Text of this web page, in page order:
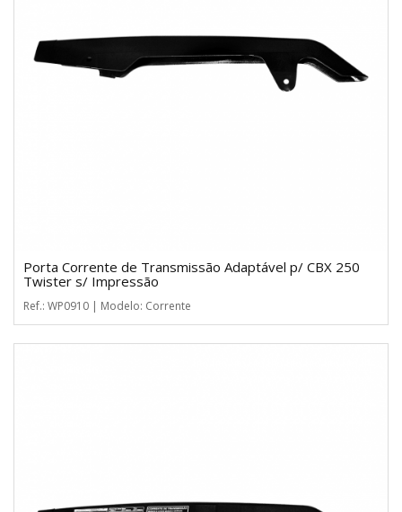
Porta Corrente de Transmissão Adaptável p/ CBX 250
Twister s/ Impressão
Ref.: WP0910 | Modelo: Corrente